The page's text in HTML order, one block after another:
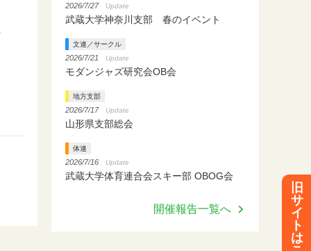
2026/7/27 Update
武蔵大学神奈川支部 春のイベント
文連／サークル
2026/7/21 Update
モダンジャズ研究会OB会
地方支部
2026/7/17 Update
山形県支部総会
体連
2026/7/16 Update
武蔵大学体育連合会スキー部 OBOG会
開催報告一覧へ
旧
サ
イ
ト
は